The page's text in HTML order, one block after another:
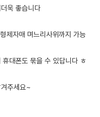
욱 좋습니다
제자매 며느리사위까지 가능
대폰도 묶을 수 있답니다 ㅎ
주세요~